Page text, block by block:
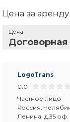
Цена за аренду
Цена
Договорная
LogoTrans
0.0
Частное лицо
Россия,
Ленина, д.35 оф.